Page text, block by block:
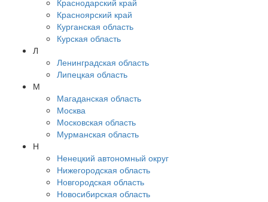
Краснодарский край
Красноярский край
Курганская область
Курская область
Л
Ленинградская область
Липецкая область
М
Магаданская область
Москва
Московская область
Мурманская область
Н
Ненецкий автономный округ
Нижегородская область
Новгородская область
Новосибирская область